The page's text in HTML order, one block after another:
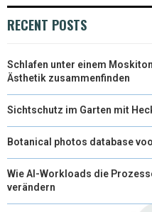
)
RECENT POSTS
Schlafen unter einem
Ästhetik zusammenfinden
Sichtschutz im Garten mit
Botanical photos database
Wie AI-Workloads die
verändern